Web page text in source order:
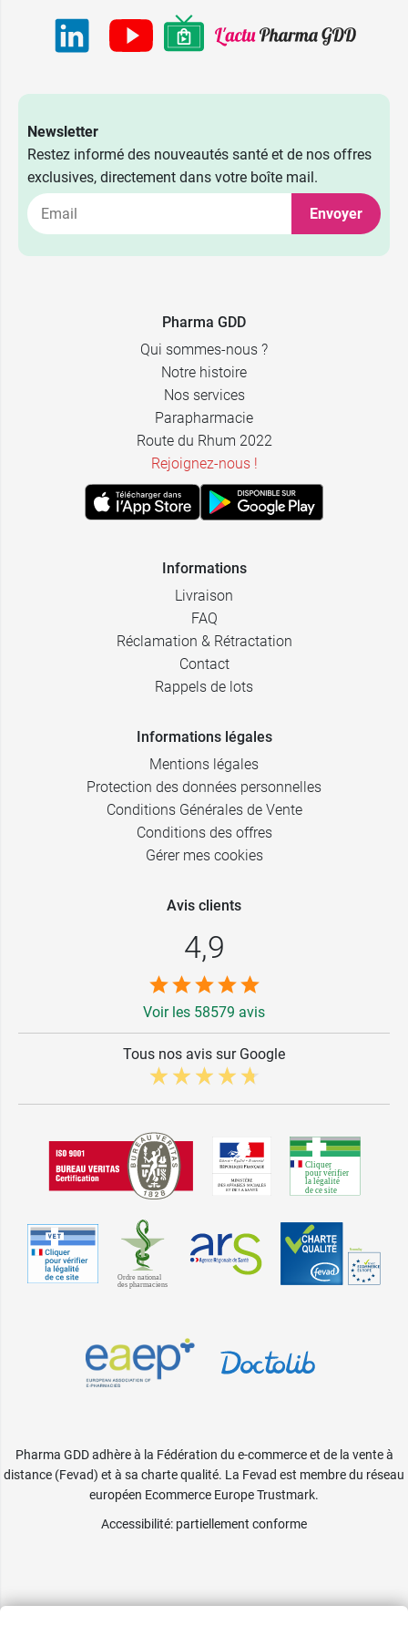
15 ml 4,99 €
100 ml
Newsletter
Restez informé des nouveautés santé et de nos offres
exclusives, directement dans votre boîte mail.
Envoyer
Pharma GDD
Qui sommes-nous ?
Notre histoire
Nos services
Parapharmacie
Route du Rhum 2022
Rejoignez-nous !
Informations
Livraison
FAQ
Réclamation & Rétractation
Contact
Rappels de lots
Informations légales
Mentions légales
Protection des données personnelles
Conditions Générales de Vente
Conditions des offres
Gérer mes cookies
Avis clients
4,9
Voir les 58579 avis
Tous nos avis sur Google
Pharma GDD adhère à la Fédération du e-commerce et de la vente à
distance (Fevad) et à sa charte qualité. La Fevad est membre du réseau
européen Ecommerce Europe Trustmark.
Accessibilité: partiellement conforme